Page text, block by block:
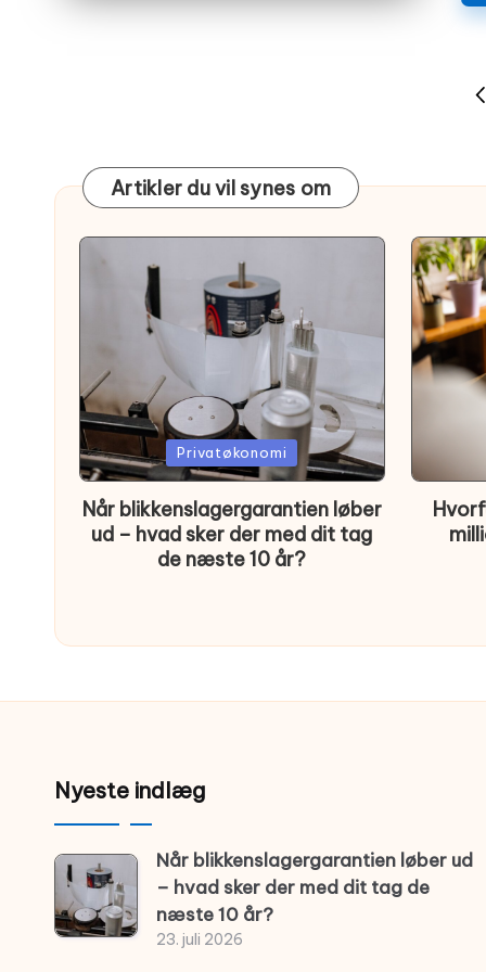
Artikler du vil synes om
Posted
in
Privatøkonomi
Når blikkenslagergarantien løber
ud – hvad sker der med dit tag
de næste 10 år?
Posted
in
Nyeste indlæg
Når blikkenslagergarantien løber ud
– hvad sker der med dit tag de
næste 10 år?
23. juli 2026